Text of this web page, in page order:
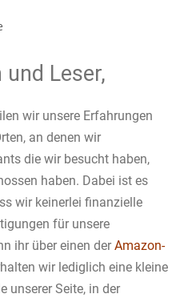
und Leser,
wir unsere Erfahrungen
an denen wir
die wir besucht haben,
haben. Dabei ist es
wir keinerlei finanzielle
für unsere
ihr über einen der Amazon-
wir lediglich eine kleine
unserer Seite, in der